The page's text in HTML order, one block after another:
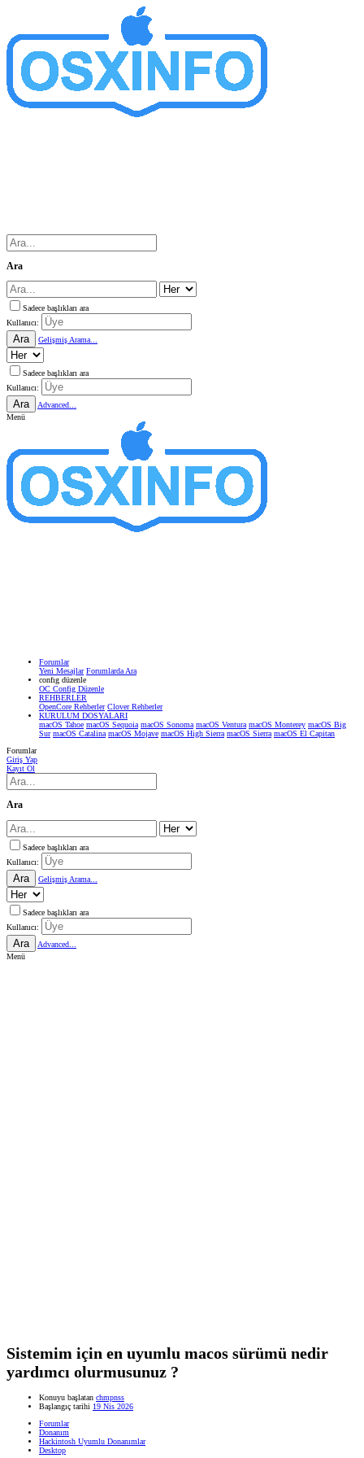
Ara
Sadece başlıkları ara
Kullanıcı:
Ara Gelişmiş Arama...
Sadece başlıkları ara
Kullanıcı:
Ara
Advanced...
Menü
Forumlar
Yeni Mesajlar Forumlarda Ara
confıg düzenle
OC Config Düzenle
REHBERLER
OpenCore Rehberler Clover Rehberler
KURULUM DOSYALARI
macOS Tahoe macOS Sequoia macOS Sonoma macOS Ventura macOS Monterey macOS Big
Sur macOS Catalina macOS Mojave macOS High Sierra macOS Sierra macOS El Capitan
Forumlar
Giriş Yap
Kayıt Ol
Ara
Sadece başlıkları ara
Kullanıcı:
Ara Gelişmiş Arama...
Sadece başlıkları ara
Kullanıcı:
Ara
Advanced...
Menü
Sistemim için en uyumlu macos sürümü nedir
yardımcı olurmusunuz ?
Konuyu başlatan chmpnss
Başlangıç tarihi 19 Nis 2026
Forumlar
Donanım
Hackintosh Uyumlu Donanımlar
Desktop